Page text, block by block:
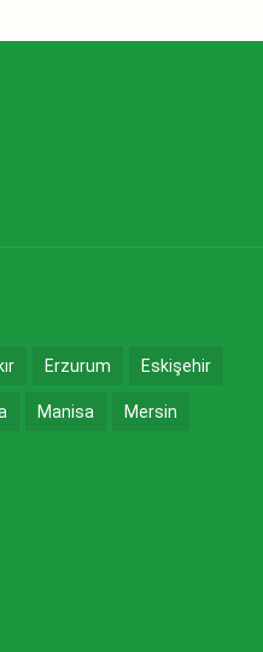
Erzurum Eskişehir
Manisa Mersin